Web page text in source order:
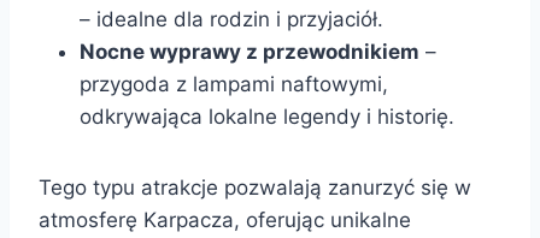
– idealne dla rodzin i przyjaciół.
Nocne wyprawy z przewodnikiem –
przygoda z lampami naftowymi,
odkrywająca lokalne legendy i historię.
Tego typu atrakcje pozwalają zanurzyć się w
atmosferę Karpacza, oferując unikalne